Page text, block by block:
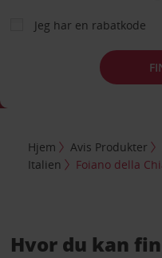
Jeg har en rabatkode
Hjem Avis Produkter
Italien
Foiano della
Hvor du kan